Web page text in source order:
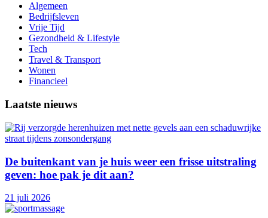
Algemeen
Bedrijfsleven
Vrije Tijd
Gezondheid & Lifestyle
Tech
Travel & Transport
Wonen
Financieel
Laatste nieuws
De buitenkant van je huis weer een frisse uitstraling
geven: hoe pak je dit aan?
21 juli 2026